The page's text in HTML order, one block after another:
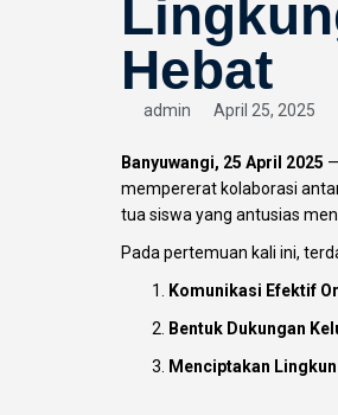
Hebat
admin April 25, 2025
Banyuwangi, 25 April 2025
mempererat kolaborasi
tua siswa yang antusias
Pada pertemuan kali ini,
Komunikasi Efektif
Bentuk Dukungan
Menciptakan